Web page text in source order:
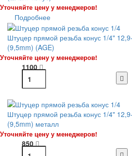
Уточняйте цену у менеджеров!
Подробнее
Штуцер прямой резьба конус 1/4"
(9,5mm) (AGE)
Уточняйте цену у менеджеров!
1100
Штуцер прямой резьба конус 1/4"
(9,5mm) металл
Уточняйте цену у менеджеров!
850